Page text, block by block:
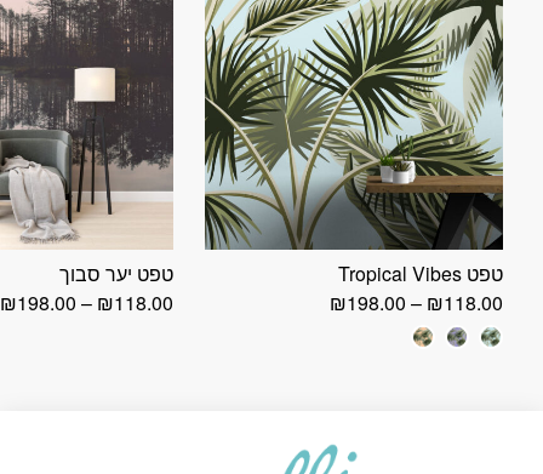
טפט Tropical Vibes
₪118.00
–
₪198.00
טפט יער סבוך
₪118.00
–
₪198.00